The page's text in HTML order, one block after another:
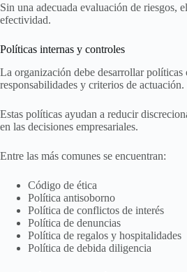
Sin una adecuada evaluación de riesgos,
efectividad.
Políticas internas y controles
La organización debe desarrollar políticas
responsabilidades y criterios de actuación.
Estas políticas ayudan a reducir
en las decisiones empresariales.
Entre las más comunes se encuentran:
Código de ética
Política antisoborno
Política de conflictos de interés
Política de denuncias
Política de regalos y hospitalidades
Política de debida diligencia